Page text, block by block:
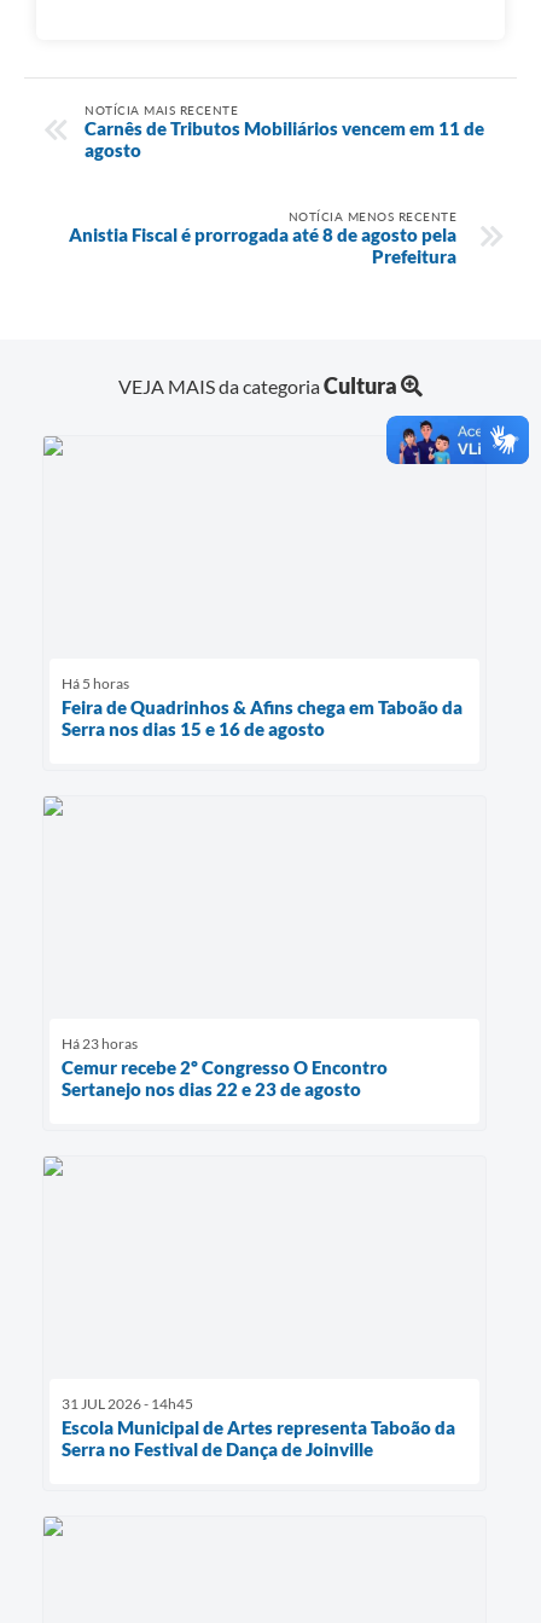
NOTÍCIA MAIS RECENTE
Carnês de Tributos Mobiliários vencem em 11 de
agosto
NOTÍCIA MENOS RECENTE
Anistia Fiscal é prorrogada até 8 de agosto pela
Prefeitura
VEJA MAIS da categoriaCultura
Há 5 horas
Feira de Quadrinhos & Afins chega em Taboão da
Serra nos dias 15 e 16 de agosto
Há 23 horas
Cemur recebe 2º Congresso O Encontro
Sertanejo nos dias 22 e 23 de agosto
31 JUL 2026 - 14h45
Escola Municipal de Artes representa Taboão da
Serra no Festival de Dança de Joinville